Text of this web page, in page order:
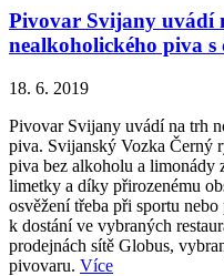
Pivovar Svijany uvádí
nealkoholického piva
18. 6. 2019
Pivovar Svijany uvádí na trh
piva. Svijanský Vozka Černý
piva bez alkoholu a limonády
limetky a díky přirozenému
osvěžení třeba při sportu
k dostání ve vybraných
prodejnách sítě Globus,
pivovaru. Více